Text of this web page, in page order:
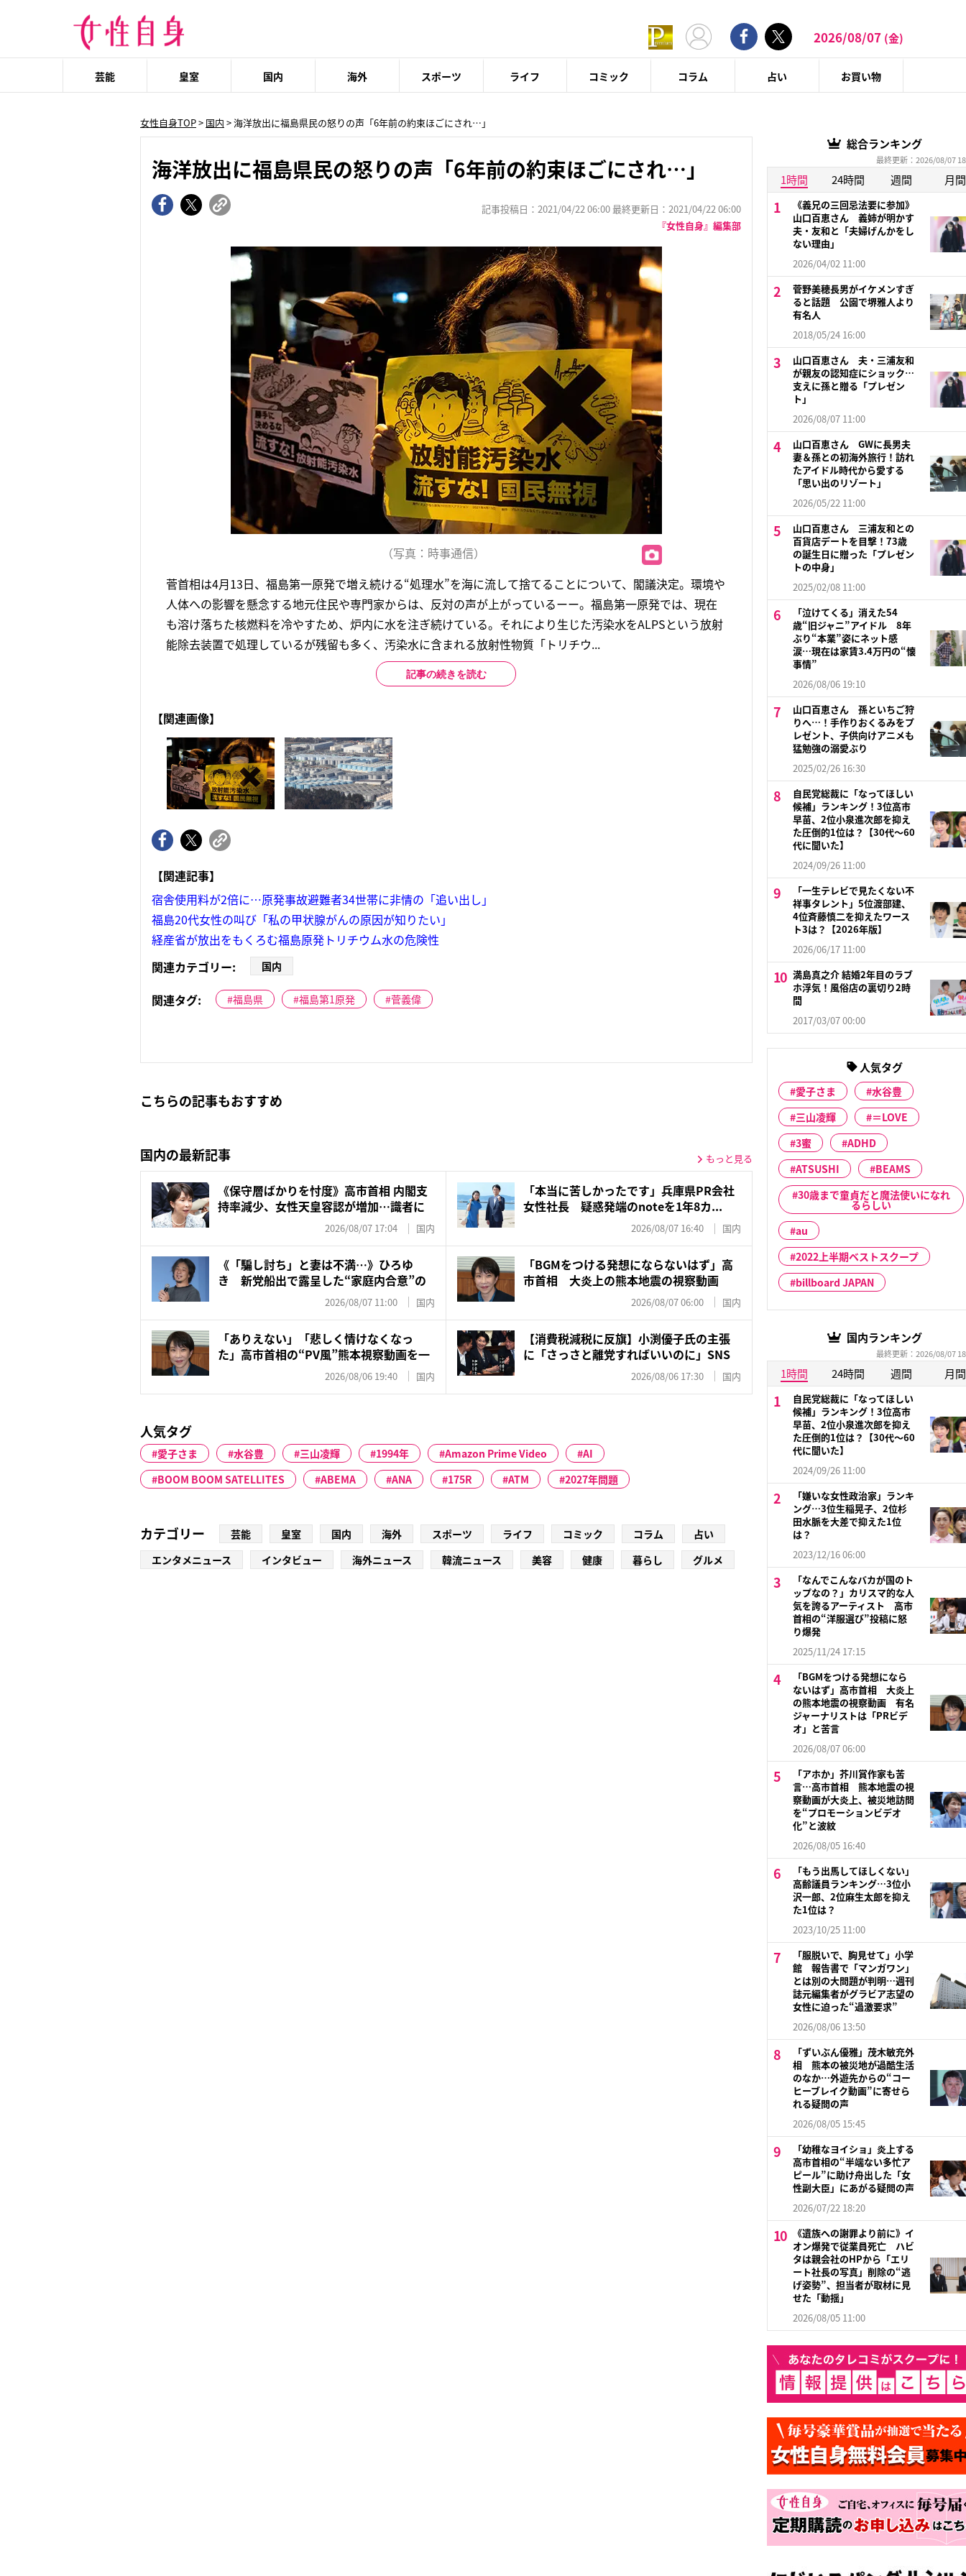
2026/08/07 (金)
芸能 皇室 国内 海外 スポーツ ライフ コミック コラム 占い お買い物
女性自身TOP> 国内 > 海洋放出に福島県民の怒りの声「6年前の約束ほごにされ…」
海洋放出に福島県民の怒りの声「6年前の約束ほごにされ…」
記事投稿日：2021/04/22 06:00 最終更新日：2021/04/22 06:00
『女性自身』編集部
（写真：時事通信）
菅首相は4月13日、福島第一原発で増え続ける“処理水”を海に流して捨てることについて、閣議決定。環境や
人体への影響を懸念する地元住民や専門家からは、反対の声が上がっているーー。福島第一原発では、現在
も溶け落ちた核燃料を冷やすため、炉内に水を注ぎ続けている。それにより生じた汚染水をALPSという放射
能除去装置で処理しているが残留も多く、汚染水に含まれる放射性物質「トリチウ...
記事の続きを読む
【関連画像】
【関連記事】
宿舎使用料が2倍に…原発事故避難者34世帯に非情の「追い出し」
福島20代女性の叫び「私の甲状腺がんの原因が知りたい」
経産省が放出をもくろむ福島原発トリチウム水の危険性
関連カテゴリー:
国内
関連タグ: 福島県 福島第1原発 菅義偉
こちらの記事もおすすめ
国内の最新記事 もっと見る
《保守層ばかりを忖度》高市首相 内閣支
持率減少、女性天皇容認が増加…識者に
2026/08/07 17:04 国内
「本当に苦しかったです」兵庫県PR会社
女性社長 疑惑発端のnoteを1年8カ...
2026/08/07 16:40 国内
《「騙し討ち」と妻は不満…》ひろゆ
き 新党船出で露呈した“家庭内合意”の
2026/08/07 11:00 国内
「BGMをつける発想にならないはず」高
市首相 大炎上の熊本地震の視察動画
2026/08/07 06:00 国内
「ありえない」「悲しく情けなくなっ
た」高市首相の“PV風”熊本視察動画を一
2026/08/06 19:40 国内
【消費税減税に反旗】小渕優子氏の主張
に「さっさと離党すればいいのに」SNS
2026/08/06 17:30 国内
人気タグ
愛子さま 水谷豊 三山凌輝 1994年 Amazon Prime Video
AI
BOOM BOOM SATELLITES
ABEMA ANA 175R ATM 2027年問題
カテゴリー 芸能 皇室 国内 海外 スポーツ ライフ コミック コラム
占い
エンタメニュース
インタビュー 海外ニュース 韓流ニュース 美容 健康 暮らし グルメ
総合ランキング
最終更新：2026/08/07
1時間 24時間 週間 月間
《義兄の三回忌法要に参加》
山口百恵さん 義姉が明かす
夫・友和と「夫婦げんかをし
ない理由」
2026/04/02 11:00
菅野美穂長男がイケメンすぎ
ると話題 公園で堺雅人より
有名人
2018/05/24 16:00
山口百恵さん 夫・三浦友和
が親友の認知症にショック…
支えに孫と贈る「プレゼン
ト」
2026/08/07 11:00
山口百恵さん GWに長男夫
妻＆孫との初海外旅行！訪れ
たアイドル時代から愛する
「思い出のリゾート」
2026/05/22 11:00
山口百恵さん 三浦友和との
百貨店デートを目撃！73歳
の誕生日に贈った「プレゼン
トの中身」
2025/02/08 11:00
「泣けてくる」消えた54
歳“旧ジャニ”アイドル 8年
ぶり“本業”姿にネット感
涙…現在は家賃3.4万円の“懐
事情”
2026/08/06 19:10
山口百恵さん 孫といちご狩
りへ…！手作りおくるみをプ
レゼント、子供向けアニメも
猛勉強の溺愛ぶり
2025/02/26 16:30
自民党総裁に「なってほしい
候補」ランキング！3位高市
早苗、2位小泉進次郎を抑え
た圧倒的1位は？【30代〜60
代に聞いた】
2024/09/26 11:00
「一生テレビで見たくない不
祥事タレント」5位渡部建、
4位斉藤慎二を抑えたワース
ト3は？【2026年版】
2026/06/17 11:00
満島真之介 結婚2年目のラブ
ホ浮気！風俗店の裏切り2時
間
2017/03/07 00:00
人気タグ
愛子さま
水谷豊
三山凌輝
＝LOVE
3蜜
ADHD
ATSUSHI
BEAMS
30歳まで童貞だと魔法使いになれ
るらしい
au
2022上半期ベストスクープ
billboard JAPAN
国内ランキング
最終更新：2026/08/07
1時間 24時間 週間 月間
自民党総裁に「なってほしい
候補」ランキング！3位高市
早苗、2位小泉進次郎を抑え
た圧倒的1位は？【30代〜60
代に聞いた】
2024/09/26 11:00
「嫌いな女性政治家」ランキ
ング…3位生稲晃子、2位杉
田水脈を大差で抑えた1位
は？
2023/12/16 06:00
「なんでこんなバカが国のト
ップなの？」カリスマ的な人
気を誇るアーティスト 高市
首相の“洋服選び”投稿に怒
り爆発
2025/11/24 17:15
「BGMをつける発想になら
ないはず」高市首相 大炎上
の熊本地震の視察動画 有名
ジャーナリストは「PRビデ
オ」と苦言
2026/08/07 06:00
「アホか」芥川賞作家も苦
言…高市首相 熊本地震の視
察動画が大炎上、被災地訪問
を“プロモーションビデオ
化”と波紋
2026/08/05 16:40
「もう出馬してほしくない」
高齢議員ランキング…3位小
沢一郎、2位麻生太郎を抑え
た1位は？
2023/10/25 11:00
「服脱いで、胸見せて」小学
館 報告書で「マンガワン」
とは別の大問題が判明…週刊
誌元編集者がグラビア志望の
女性に迫った“過激要求”
2026/08/06 13:50
「ずいぶん優雅」茂木敏充外
相 熊本の被災地が過酷生活
のなか…外遊先からの“コー
ヒーブレイク動画”に寄せら
れる疑問の声
2026/08/05 15:45
「幼稚なヨイショ」炎上する
高市首相の“半端ない多忙ア
ピール”に助け舟出した「女
性副大臣」にあがる疑問の声
2026/07/22 18:20
《遺族への謝罪より前に》イ
オン爆発で従業員死亡 ハビ
タは親会社のHPから「エリ
ート社長の写真」削除の“逃
げ姿勢”、担当者が取材に見
せた「動揺」
2026/08/05 11:00